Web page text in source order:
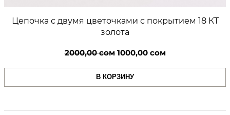
Цепочка с двумя цветочками с покрытием 18 КТ
золота
2000,00сом Первоначальная
составляла
1000,00 сомТекущая
В КОРЗИНУ